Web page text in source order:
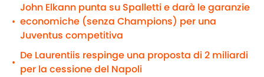
•
John Elkann punta su Spalletti e darà le garanzie
economiche (senza Champions) per una
Juventus competitiva
•
De Laurentiis respinge una proposta di 2 miliardi
per la cessione del Napoli